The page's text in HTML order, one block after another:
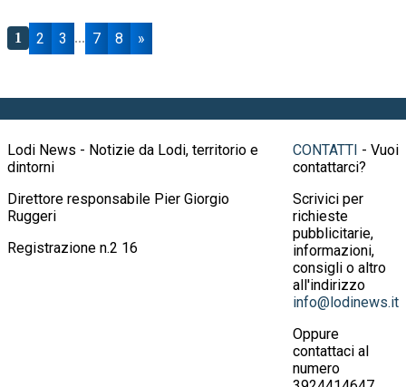
1 2 3 ... 7 8 »
Lodi News - Notizie da Lodi, territorio e
dintorni
Direttore responsabile Pier Giorgio
Ruggeri
Registrazione n.2 16
CONTATTI - Vuoi
contattarci?
Scrivici per
richieste
pubblicitarie,
informazioni,
consigli o altro
all'indirizzo
info@lodinews.it
Oppure
contattaci al
numero